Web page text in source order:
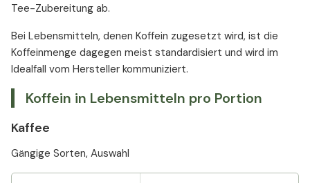
Tee-Zubereitung ab.
Bei Lebensmitteln, denen Koffein zugesetzt wird, ist die
Koffeinmenge dagegen meist standardisiert und wird im
Idealfall vom Hersteller kommuniziert.
Koffein in Lebensmitteln pro Portion
Kaffee
Gängige Sorten, Auswahl